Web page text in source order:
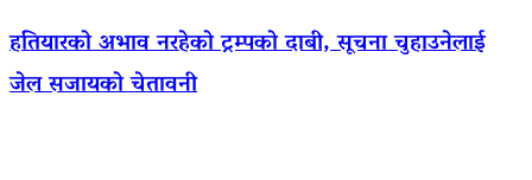
हतियारको अभाव नरहेको ट्रम्पको दाबी, सूचना चुहाउनेलाई
जेल सजायको चेतावनी